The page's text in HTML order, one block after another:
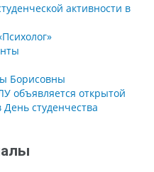
активности в
Борисовны
объявляется открытой
студенчества